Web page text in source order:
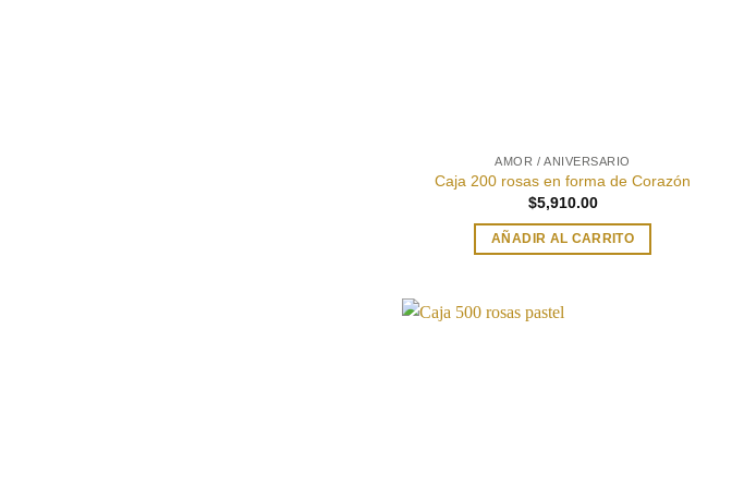
AMOR / ANIVERSARIO
Caja 200 rosas en forma de Corazón
$5,910.00
AÑADIR AL CARRITO